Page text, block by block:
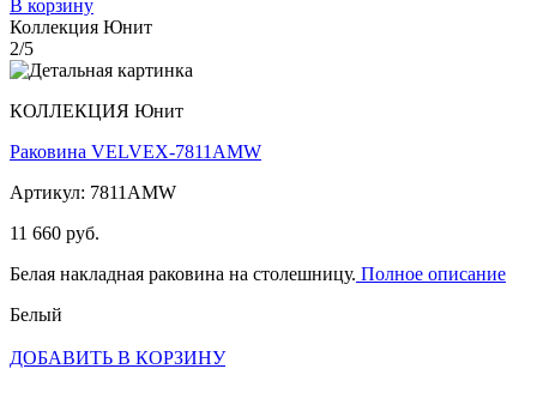
В корзину
Коллекция Юнит
2/5
КОЛЛЕКЦИЯ Юнит
Раковина VELVEX-7811AMW
Артикул: 7811AMW
11 660 руб.
Белая накладная раковина на столешницу. Полное описание
Белый
ДОБАВИТЬ В КОРЗИНУ